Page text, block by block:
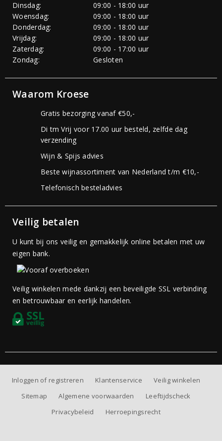
Dinsdag:
09:00 - 18:00 uur
Woensdag:
09:00 - 18:00 uur
Donderdag:
09:00 - 18:00 uur
Vrijdag:
09:00 - 18:00 uur
Zaterdag:
09:00 - 17:00 uur
Zondag:
Gesloten
Waarom Kroese
Gratis bezorging vanaf €50,-
Di tm Vrij voor 17.00 uur besteld, zelfde dag
verzending
Wijn & Spijs advies
Beste wijnassortiment van Nederland t/m €10,-
Telefonisch besteladvies
Veilig betalen
U kunt bij ons veilig en gemakkelijk online betalen met uw
eigen bank.
Veilig winkelen mede dankzij een beveiligde SSL verbinding
en betrouwbaar en eerlijk handelen.
Inloggen of registreren Klantenservice
Veilig winkelen
Sitemap
Algemene voorwaarden
Leeftijdscheck
Privacybeleid
Herroepingsrecht